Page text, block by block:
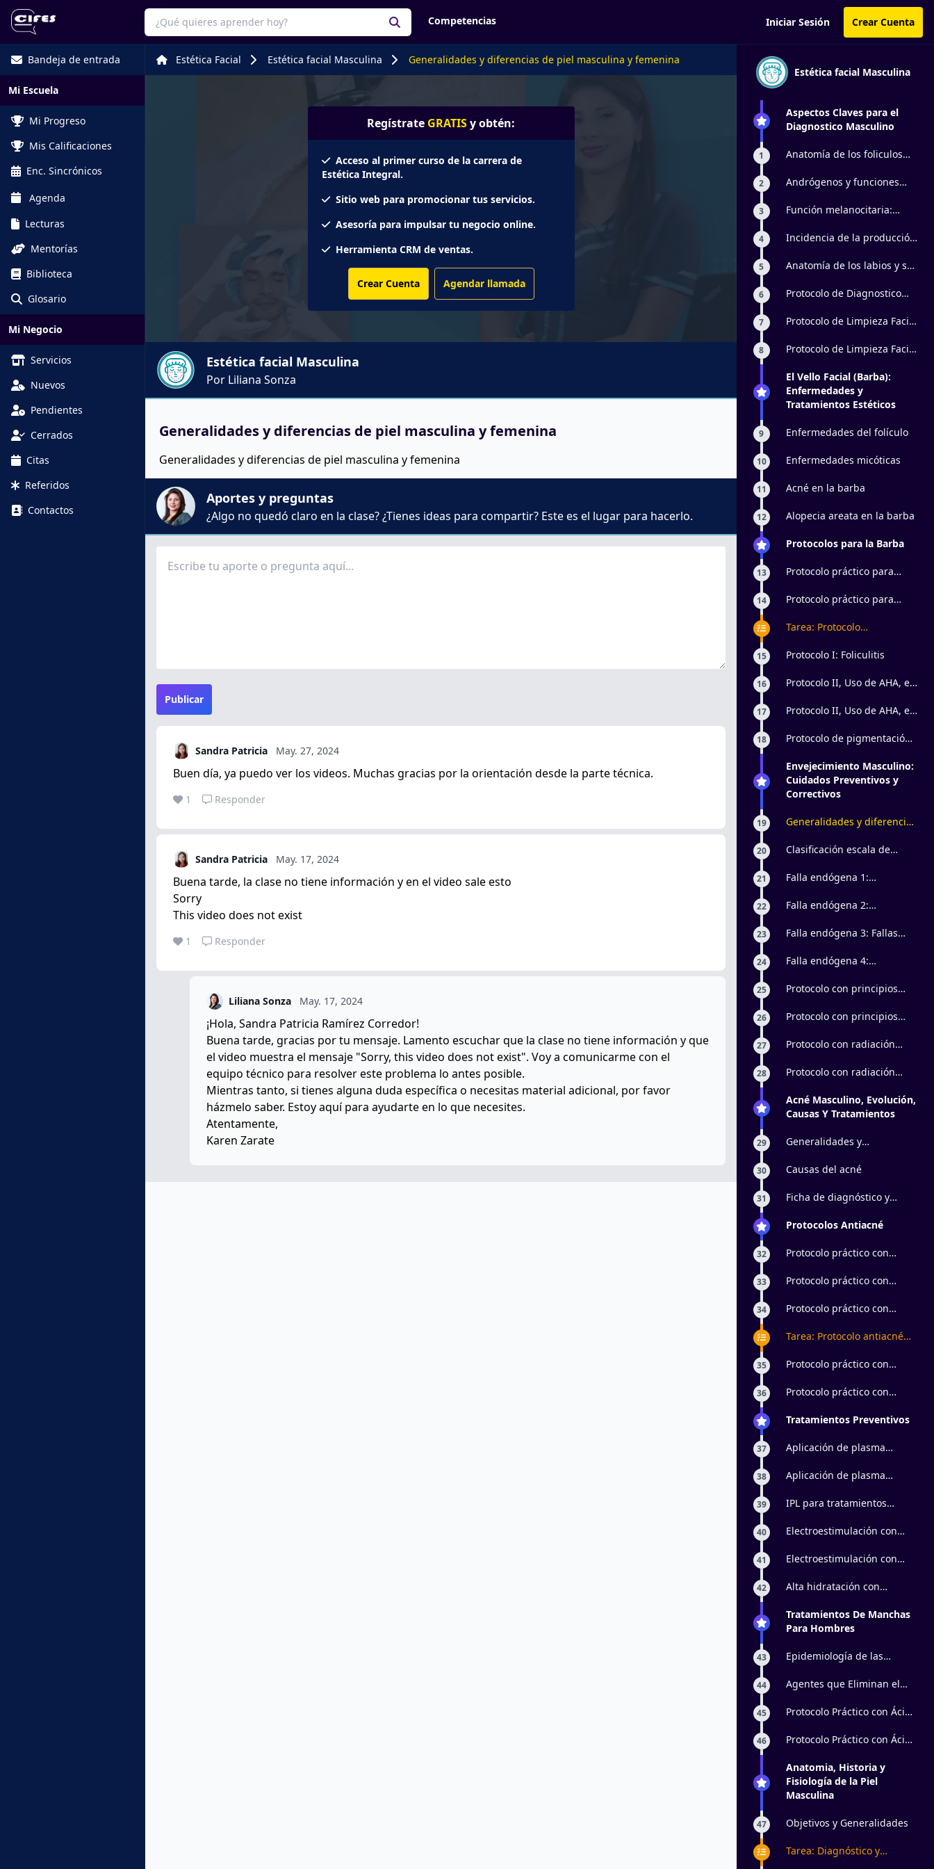
Competencias Iniciar Sesión Crear Cuenta
Bandeja de entrada
Mi Escuela
Mi Progreso
Mis Calificaciones
Enc. Sincrónicos
Agenda
Lecturas
Mentorías
Biblioteca
Glosario
Mi Negocio
Servicios
Nuevos
Pendientes
Cerrados
Citas
Referidos
Contactos
Estética Facial Estética facial Masculina Generalidades y diferencias de piel masculina y femenina
Regístrate GRATISy obtén:
Acceso al primer curso de la carrera de
Estética Integral.
Sitio web para promocionar tus servicios.
Asesoría para impulsar tu negocio online.
Herramienta CRM de ventas.
Crear Cuenta Agendar llamada
Estética facial Masculina
Por Liliana Sonza
Generalidades y diferencias de piel masculina y femenina
Generalidades y diferencias de piel masculina y femenina
Aportes y preguntas
¿Algo no quedó claro en la clase? ¿Tienes ideas para compartir? Este es el lugar para hacerlo.
Publicar
Sandra Patricia May. 27, 2024
Buen día, ya puedo ver los videos. Muchas gracias por la orientación desde la parte técnica.
1 Responder
Sandra Patricia May. 17, 2024
Buena tarde, la clase no tiene información y en el video sale esto
Sorry
This video does not exist
1 Responder
Liliana Sonza May. 17, 2024
¡Hola, Sandra Patricia Ramírez Corredor!
Buena tarde, gracias por tu mensaje. Lamento escuchar que la clase no tiene información y que
el video muestra el mensaje "Sorry, this video does not exist". Voy a comunicarme con el
equipo técnico para resolver este problema lo antes posible.
Mientras tanto, si tienes alguna duda específica o necesitas material adicional, por favor
házmelo saber. Estoy aquí para ayudarte en lo que necesites.
Atentamente,
Karen Zarate
Estética facial Masculina
Aspectos Claves para el
Diagnostico Masculino
1
Anatomía de los foliculos
especificos
2
Andrógenos y funciones
3
Función melanocitaria:
4
Incidencia de la producción
5
Anatomía de los labios y su
de líneas marioneta
6
Protocolo de Diagnostico
7
Protocolo de Limpieza Facial
8
Protocolo de Limpieza Facial
El Vello Facial (Barba):
Enfermedades y
Tratamientos Estéticos
9 Enfermedades del folículo
10 Enfermedades micóticas
11 Acné en la barba
12 Alopecia areata en la barba
Protocolos para la Barba
13
Protocolo práctico para
14
Protocolo práctico para
Tarea: Protocolo
masculinas
15 Protocolo I: Foliculitis
16
Protocolo II, Uso de AHA, en
Parte 1
17
Protocolo II, Uso de AHA, en
Parte 2
18
Protocolo de pigmentación
Envejecimiento Masculino:
Cuidados Preventivos y
Correctivos
19
Generalidades y diferencias
femenina
20
Clasificación escala de
21
Falla endógena 1:
elasticidad
22
Falla endógena 2:
epidermis
23
Falla endógena 3: Fallas
24
Falla endógena 4:
andrógenos
25
Protocolo con principios
26
Protocolo con principios
27
Protocolo con radiación
facial: parte 1
28
Protocolo con radiación
facial: parte 2
Acné Masculino, Evolución,
Causas Y Tratamientos
29
Generalidades y
30 Causas del acné
31
Ficha de diagnóstico y
Protocolos Antiacné
32
Protocolo práctico con
33
Protocolo práctico con
34
Protocolo práctico con
Tarea: Protocolo antiacné
35
Protocolo práctico con
36
Protocolo práctico con
Tratamientos Preventivos
37
Aplicación de plasma
electroporación: parte 1
38
Aplicación de plasma
electroporación: parte 2
39
IPL para tratamientos
40
Electroestimulación con
41
Electroestimulación con
42
Alta hidratación con
Tratamientos De Manchas
Para Hombres
43
Epidemiología de las
44
Agentes que Eliminan el
45
Protocolo Práctico con Ácido
46
Protocolo Práctico con Ácido
Anatomia, Historia y
Fisiología de la Piel
Masculina
47 Objetivos y Generalidades
Tarea: Diagnóstico y